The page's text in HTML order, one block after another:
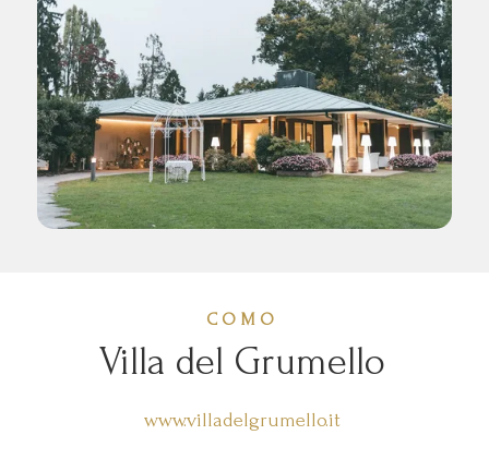
COMO
Villa del Grumello
www.villadelgrumello.it